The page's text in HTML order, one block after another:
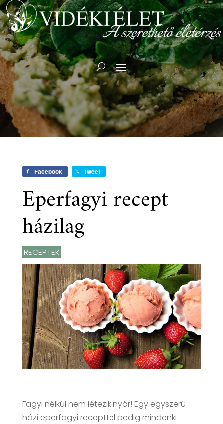
Facebook Tweet
Eperfagyi recept
házilag
RECEPTEK
Fagyi nélkül nem létezik nyár! Egy egyszerű
házi eperfagyi recepttel pedig mindenki